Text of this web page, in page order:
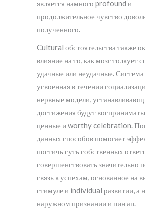
является намного profound и
продолжительное чувство
полученного.
Cultural обстоятельства также
влияние на то, как мозг толкует
удачные или неудачные.
усвоенная в течении
нервные модели,
достижения будут
ценные и worthy celebration.
данных способов помогает
постичь суть собственных
совершенствовать значительно
связь к успехам, основанное на
стимуле и individual развитии, а
наружном признании и пин ап.